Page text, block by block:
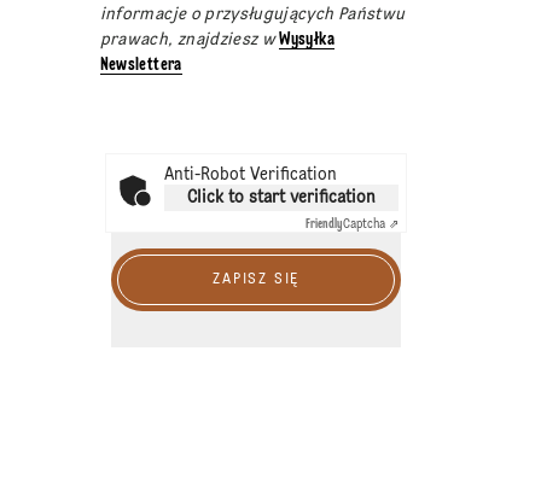
informacje o przysługujących Państwu
prawach, znajdziesz wWysyłka
Newslettera
Anti-Robot Verification
Click to start verification
FriendlyCaptcha ⇗
ZAPISZ SIĘ